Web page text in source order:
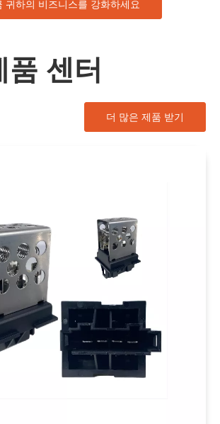
귀하의 비즈니스를 강화하세요
품 센터
더 많은 제품 받기